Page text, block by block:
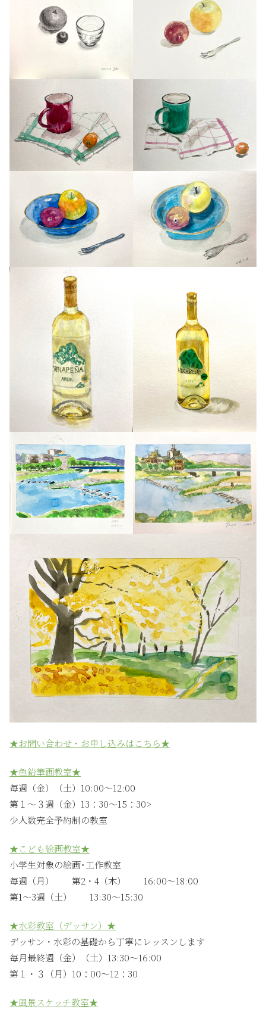
★お問い合わせ・お申し込みはこちら★
★色鉛筆画教室★
毎週（金）（土）10:00〜12:00
第１〜３週（金）13：30〜15：30>
少人数完全予約制の教室
★こども絵画教室★
小学生対象の絵画･工作教室
毎週（月） 第2・4（木） 16:00〜18:00
第1〜3週（土） 13:30〜15:30
★水彩教室（デッサン）★
デッサン・水彩の基礎から丁寧にレッスンします
毎月最終週（金）（土）13:30〜16:00
第１・３（月）10：00〜12：30
★風景スケッチ教室★